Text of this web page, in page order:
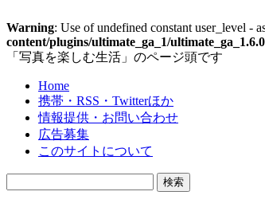
Warning: Use of undefined constant user_level -
content/plugins/ultimate_ga_1/
「写真を楽しむ生活」のページ頭です
Home
携帯・RSS・Twitterほか
情報提供・お問い合わせ
広告募集
このサイトについて